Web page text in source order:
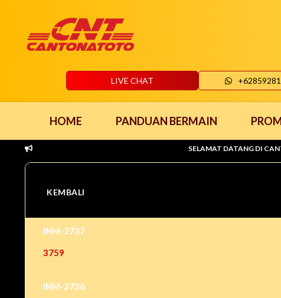
LIVE CHAT
HOME PANDUAN BERMAIN
SELAMAT DATANG DI
KEMBALI
INM-2737
3759
INM-2736